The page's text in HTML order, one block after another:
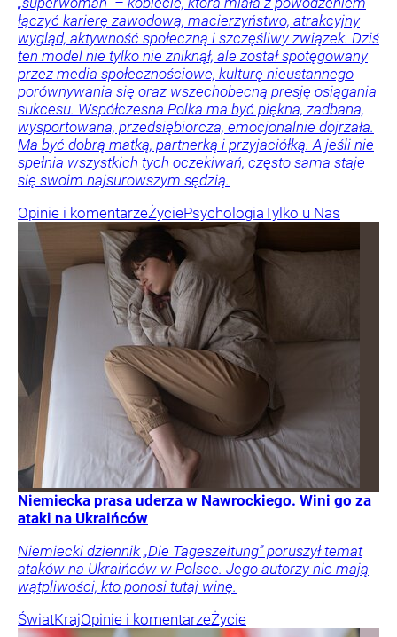
łączyć karierę zawodową, macierzyństwo, atrakcyjny
wygląd, aktywność społeczną i szczęśliwy związek. Dziś
ten model nie tylko nie zniknął, ale został spotęgowany
przez media społecznościowe, kulturę nieustannego
porównywania się oraz wszechobecną presję osiągania
sukcesu. Współczesna Polka ma być piękna, zadbana,
wysportowana, przedsiębiorcza, emocjonalnie dojrzała.
Ma być dobrą matką, partnerką i przyjaciółką. A jeśli nie
spełnia wszystkich tych oczekiwań, często sama staje
się swoim najsurowszym sędzią.
Opinie i komentarzeŻyciePsychologiaTylko u Nas
Niemiecka prasa uderza w Nawrockiego. Wini go za
ataki na Ukraińców
Niemiecki dziennik „Die Tageszeitung” poruszył temat
ataków na Ukraińców w Polsce. Jego autorzy nie mają
wątpliwości, kto ponosi tutaj winę.
ŚwiatKrajOpinie i komentarzeŻycie